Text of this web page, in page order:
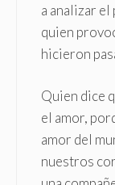
a analizar el
quien
hicieron
Quien dice
el amor,
amor del
nuestros